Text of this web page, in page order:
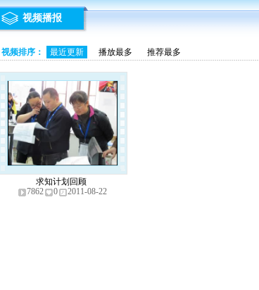
视频播报
视频排序： 最近更新 播放最多 推荐最多
求知计划回顾
7862
0 2011-08-22